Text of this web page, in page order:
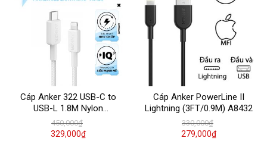
Cáp Anker 322 USB-C to
USB-L 1.8M Nylon
A81B6H21
450,000₫
329,000₫
Cáp Anker PowerLine II
Lightning (3FT/0.9M) A8432
330,000₫
279,000₫